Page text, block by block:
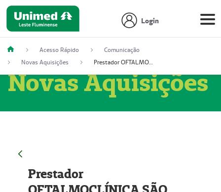
Login
Acesso Rápido
Comunicação
Novas Aquisições
Prestador OFTALMOCLÍNICA SÃO GONÇALO (55004164-2)
Novas Aquisições
Prestador